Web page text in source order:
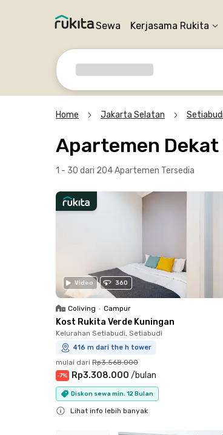
Sewa Kerjasama Rukita
Home Jakarta Selatan Setiabudi
Apartemen Dekat
1 - 30 dari 204 Apartemen Tersedia
Video 360
Coliving • Campur
Kost Rukita Verde Kuningan
Kelurahan Setiabudi, Setiabudi
416 m dari the h tower
mulai dari Rp3.568.000
-7% Rp3.308.000 /bulan
Diskon sewa min. 12 Bulan
Lihat info lebih banyak